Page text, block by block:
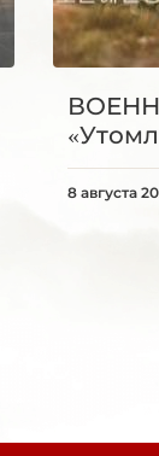
8 августа